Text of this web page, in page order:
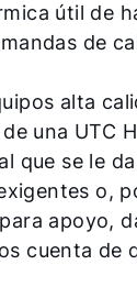
útil de
de
alta
una UTC
que se le
o,
apoyo,
cuenta de